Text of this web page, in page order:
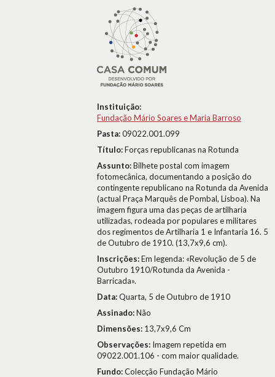
Instituição:
Fundação Mário Soares e Maria Barroso
Pasta:09022.001.099
Título:Forças republicanas na Rotunda
Assunto:Bilhete postal com imagem
fotomecânica, documentando a posição do
contingente republicano na Rotunda da Avenida
(actual Praça Marquês de Pombal, Lisboa). Na
imagem figura uma das peças de artilharia
utilizadas, rodeada por populares e militares
dos regimentos de Artilharia 1 e Infantaria 16. 5
de Outubro de 1910. (13,7x9,6 cm).
Inscrições:Em legenda: «Revolução de 5 de
Outubro 1910/Rotunda da Avenida -
Barricada».
Data:Quarta, 5 de Outubro de 1910
Assinado:Não
Dimensões: 13,7x9,6 Cm
Observações: Imagem repetida em
09022.001.106 - com maior qualidade.
Fundo:Colecção Fundação Mário